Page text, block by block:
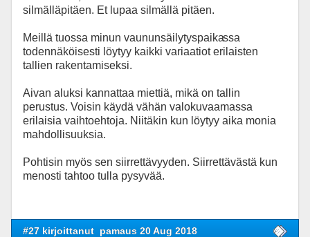
silmälläpitäen. Et lupaa silmällä pitäen.
Meillä tuossa minun vaununsäilytyspaikassa
todennäköisesti löytyy kaikki variaatiot erilaisten
tallien rakentamiseksi.
Aivan aluksi kannattaa miettiä, mikä on tallin
perustus. Voisin käydä vähän valokuvaamassa
erilaisia vaihtoehtoja. Niitäkin kun löytyy aika monia
mahdollisuuksia.
Pohtisin myös sen siirrettävyyden. Siirrettävästä kun
menosti tahtoo tulla pysyvää.
#27 kirjoittanut pamaus 20 Aug 2018